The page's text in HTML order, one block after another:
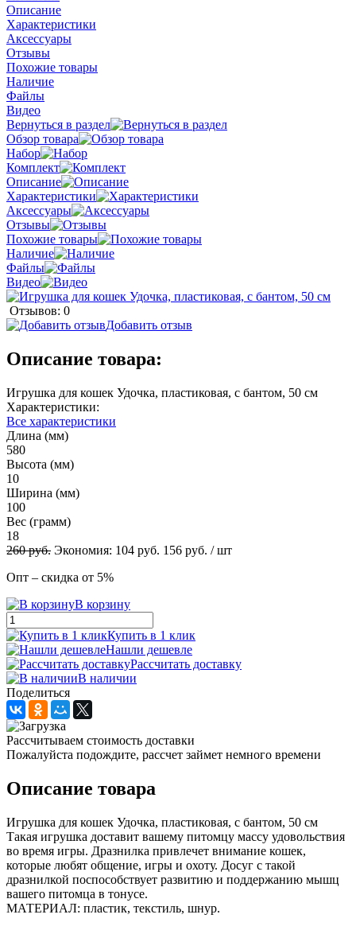
Описание
Характеристики
Аксессуары
Отзывы
Похожие товары
Наличие
Файлы
Видео
Вернуться в раздел
Обзор товара
Набор
Комплект
Описание
Характеристики
Аксессуары
Отзывы
Похожие товары
Наличие
Файлы
Видео
Отзывов: 0
Добавить отзыв
Описание товара:
Игрушка для кошек Удочка, пластиковая, с бантом, 50 см
Характеристики:
Все характеристики
Длина (мм)
580
Высота (мм)
10
Ширина (мм)
100
Вес (грамм)
18
260руб. Экономия: 104 руб. 156 руб. / шт
Опт – скидка от 5%
В корзину
Купить в 1 клик
Нашли дешевле
Рассчитать доставку
В наличии
Поделиться
Рассчитываем стоимость доставки
Пожалуйста подождите, рассчет займет немного времени
Описание товара
Игрушка для кошек Удочка, пластиковая, с бантом, 50 см
Такая игрушка доставит вашему питомцу массу удовольствия
во время игры. Дразнилка привлечет внимание кошек,
которые любят общение, игры и охоту. Досуг с такой
дразнилкой поспособствует развитию и поддержанию мышц
вашего питомца в тонусе.
МАТЕРИАЛ: пластик, текстиль, шнур.